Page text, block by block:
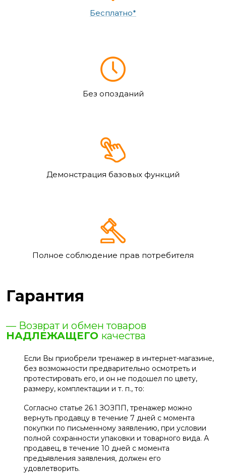
Бесплатно*
Без опозданий
Демонстрация базовых функций
Полное соблюдение прав потребителя
Гарантия
— Возврат и обмен товаров
НАДЛЕЖАЩЕГО качества
Если Вы приобрели тренажер в интернет-магазине,
без возможности предварительно осмотреть и
протестировать его, и он не подошел по цвету,
размеру, комплектации и т. п., то:
Согласно статье 26.1 ЗОЗПП, тренажер можно
вернуть продавцу в течение 7 дней с момента
покупки по письменному заявлению, при условии
полной сохранности упаковки и товарного вида. А
продавец, в течение 10 дней с момента
предъявления заявления, должен его
удовлетворить.